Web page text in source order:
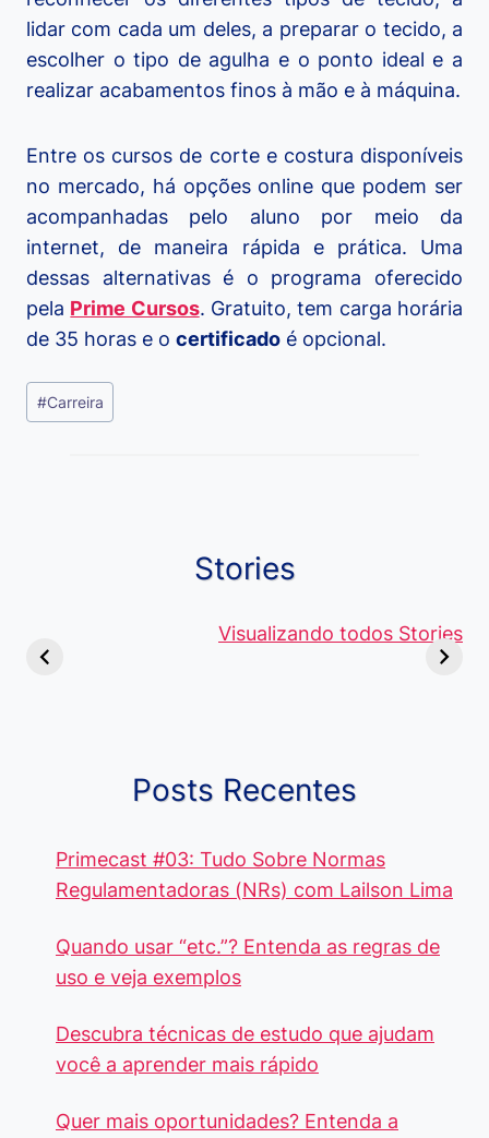
lidar com cada um deles, a preparar o tecido, a
escolher o tipo de agulha e o ponto ideal e a
realizar acabamentos finos à mão e à máquina.
Entre os cursos de corte e costura disponíveis
no mercado, há opções online que podem ser
acompanhadas pelo aluno por meio da
internet, de maneira rápida e prática. Uma
dessas alternativas é o programa oferecido
pela Prime Cursos. Gratuito, tem carga horária
de 35 horas e o certificado é opcional.
Tags
do
#Carreira
Stories
Visualizando todos Stories
Diferença e
de 5 Centavos
Curso de
Pacote
Posts Recentes
Primecast #03: Tudo Sobre Normas
Regulamentadoras (NRs) com Lailson Lima
Quando usar “etc.”? Entenda as regras de
uso e veja exemplos
Descubra técnicas de estudo que ajudam
você a aprender mais rápido
Quer mais oportunidades? Entenda a